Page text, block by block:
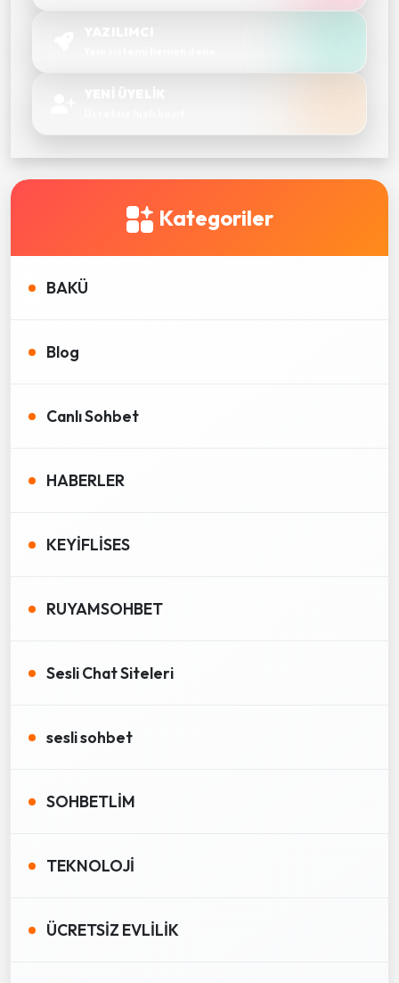
Kategoriler
BAKÜ
Blog
Canlı Sohbet
HABERLER
KEYİFLİSES
RUYAMSOHBET
Sesli Chat Siteleri
sesli sohbet
SOHBETLİM
TEKNOLOJİ
ÜCRETSİZ EVLİLİK